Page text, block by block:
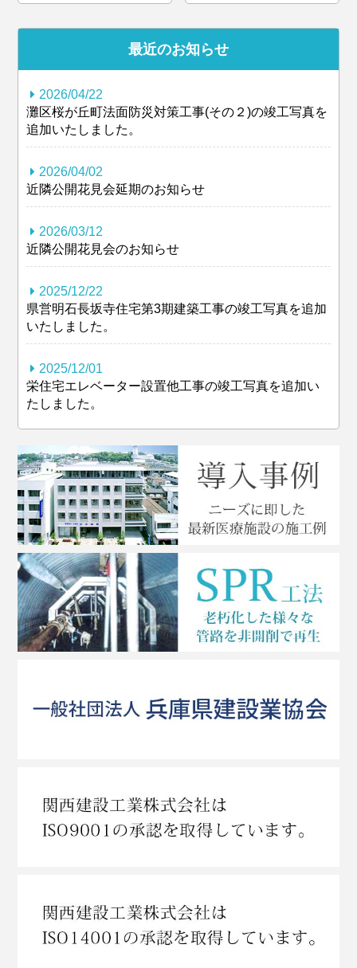
最近のお知らせ
2026/04/22
灘区桜が丘町法面防災対策工事(その２)の竣工写真を
追加いたしました。
2026/04/02
近隣公開花見会延期のお知らせ
2026/03/12
近隣公開花見会のお知らせ
2025/12/22
県営明石長坂寺住宅第3期建築工事の竣工写真を追加
いたしました。
2025/12/01
栄住宅エレベーター設置他工事の竣工写真を追加い
たしました。